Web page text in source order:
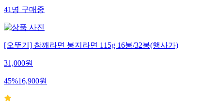
41명구매중
[오뚜기] 참깨라면 봉지라면 115g 16봉/32봉(행사가)
31,000원
45%16,900원